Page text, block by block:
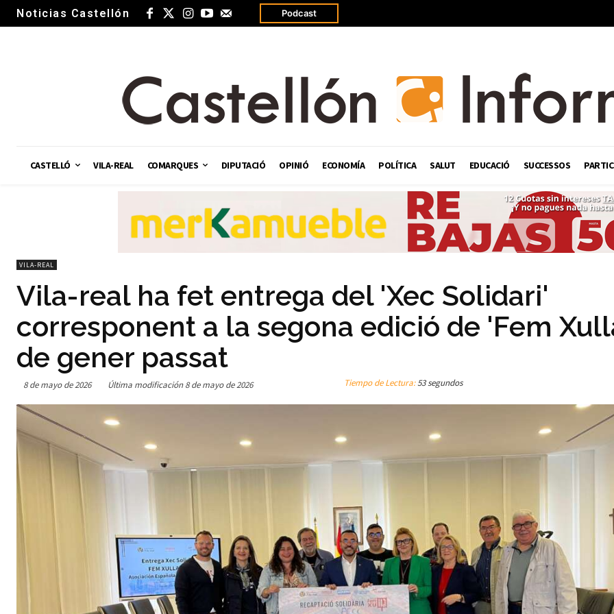
Noticias Castellón Podcast
CASTELLÓ VILA-REAL COMARQUES DIPUTACIÓ OPINIÓ ECONOMÍA POLÍTICA SALUT EDUCACIÓ SUCCESSOS
VILA-REAL
Vila-real ha fet entrega del 'Xec Solidari'
corresponent a la segona edició de 'Fem
de gener passat
8 de mayo de 2026 Última modificación 8 de mayo de 2026 Tiempo de Lectura:53 segundos